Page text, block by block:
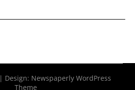
| Design: Newspaperly WordPress
Theme